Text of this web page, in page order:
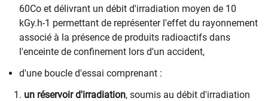
60Co et délivrant un débit d'irradiation moyen de 10
kGy.h-1 permettant de représenter l'effet du rayonnement
associé à la présence de produits radioactifs dans
l'enceinte de confinement lors d'un accident,
d'une boucle d'essai comprenant :
un réservoir d'irradiation, soumis au débit d'irradiation